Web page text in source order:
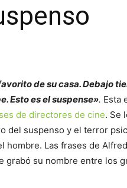
de su casa. Debajo
Esto es el suspense». Esta
de directores de cine. Se
del suspenso y el terror
hombre. Las frases de
grabó su nombre entre los